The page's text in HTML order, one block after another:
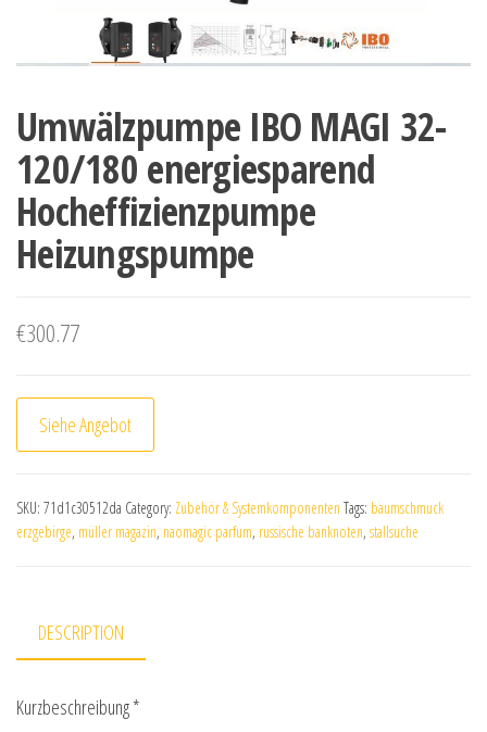
Umwälzpumpe IBO MAGI 32-
120/180 energiesparend
Hocheffizienzpumpe
Heizungspumpe
€300.77
Siehe Angebot
SKU: 71d1c30512da Category: Zubehör & Systemkomponenten Tags: baumschmuck
erzgebirge, müller magazin, naomagic parfum, russische banknoten, stallsuche
DESCRIPTION
Kurzbeschreibung *